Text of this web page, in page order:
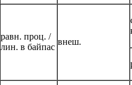
равн. проц. /
лин. в байпас
внеш.